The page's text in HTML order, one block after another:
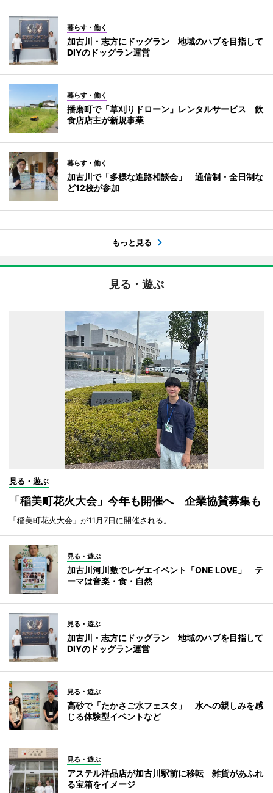
暮らす・働く
加古川・志方にドッグラン 地域のハブを目指して
DIYのドッグラン運営
暮らす・働く
播磨町で「草刈りドローン」レンタルサービス 飲
食店店主が新規事業
暮らす・働く
加古川で「多様な進路相談会」 通信制・全日制な
ど12校が参加
もっと見る
見る・遊ぶ
見る・遊ぶ
「稲美町花火大会」今年も開催へ 企業協賛募集も
「稲美町花火大会」が11月7日に開催される。
見る・遊ぶ
加古川河川敷でレゲエイベント「ONE LOVE」 テ
ーマは音楽・食・自然
見る・遊ぶ
加古川・志方にドッグラン 地域のハブを目指して
DIYのドッグラン運営
見る・遊ぶ
高砂で「たかさご水フェスタ」 水への親しみを感
じる体験型イベントなど
見る・遊ぶ
アステル洋品店が加古川駅前に移転 雑貨があふれ
る宝箱をイメージ